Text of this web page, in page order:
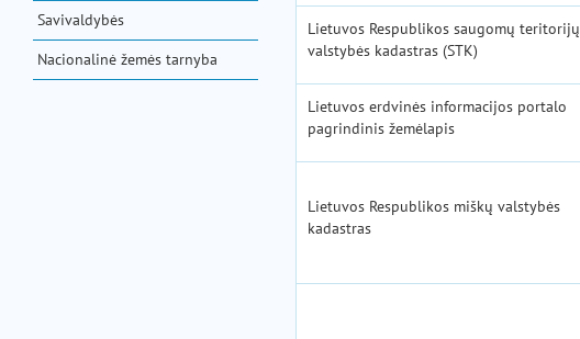
Savivaldybės
Nacionalinė žemės tarnyba
Lietuvos Respublikos saugomų teritorijų
valstybės kadastras (STK)
Lietuvos erdvinės informacijos portalo
pagrindinis žemėlapis
Lietuvos Respublikos miškų valstybės
kadastras